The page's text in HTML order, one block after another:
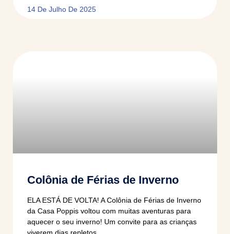
14 De Julho De 2025
Colônia de Férias de Inverno
ELA ESTÁ DE VOLTA! A Colônia de Férias de Inverno
da Casa Poppis voltou com muitas aventuras para
aquecer o seu inverno! Um convite para as crianças